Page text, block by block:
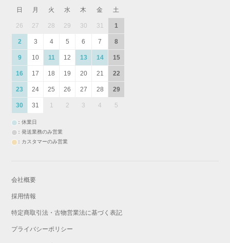
日
月 火 水 木 金 土
26 27 28 29 30 31 1
2 3 4 5 6 7 8
9 10 11 12 13 14 15
16 17 18 19 20 21 22
23 24 25 26 27 28 29
30 31 1 2 3 4 5
：休業日
：発送業務のみ営業
：カスタマーのみ営業
会社概要
採用情報
特定商取引法・古物営業法に基づく表記
プライバシーポリシー